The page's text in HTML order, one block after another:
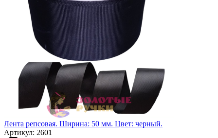
Лента репсовая. Ширина: 50 мм. Цвет: черный.
Артикул: 2601